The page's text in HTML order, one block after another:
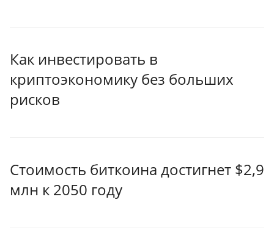
Как инвестировать в
криптоэкономику без больших
рисков
Стоимость биткоина достигнет $2,9
млн к 2050 году